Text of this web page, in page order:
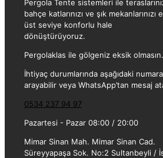
Pergola Tente sistemleri ile
bahçe katlarınızı ve şık mekanlarınızı
üst seviye konforlu hale
dönüştürüyoruz.
Pergolaklas ile gölgeniz eksik olmasın.
İhtiyaç durumlarında aşağıdaki
arayabilir veya WhatsApp’tan mesaj
0534 237 94 97
Pazartesi - Pazar 08:00 / 20:00
Mimar Sinan Mah. Mimar Sinan Cad.
Süreyyapaşa Sok. No:2 Sultanbeyli /